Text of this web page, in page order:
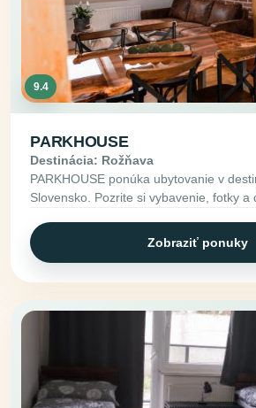
9.4
PARKHOUSE
Destinácia: Rožňava
PARKHOUSE ponúka ubytovanie v
Slovensko. Pozrite si vybavenie, fotky a
Zobraziť ponuky